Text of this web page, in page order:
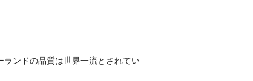
ンドの品質は世界一流とされてい